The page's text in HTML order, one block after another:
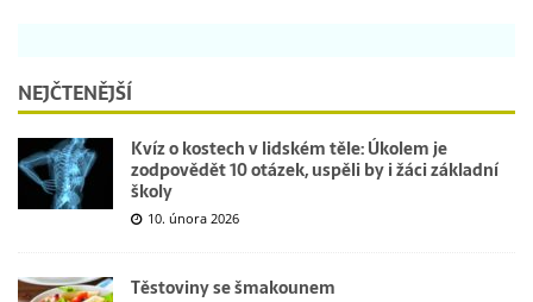
NEJČTENĚJŠÍ
Kvíz o kostech v lidském těle: Úkolem je
zodpovědět 10 otázek, uspěli by i žáci základní
školy
10. února 2026
Těstoviny se šmakounem